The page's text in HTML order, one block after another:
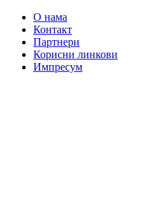
О нама
Контакт
Партнери
Корисни линкови
Импресум